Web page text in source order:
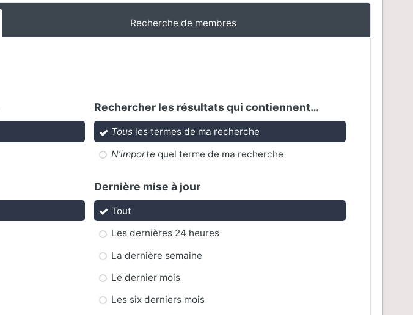
Recherche de membres
Rechercher les résultats qui contiennent…
Tousles termes de ma recherche
N’importequel terme de ma recherche
Dernière mise à jour
Tout
Les dernières 24 heures
La dernière semaine
Le dernier mois
Les six derniers mois